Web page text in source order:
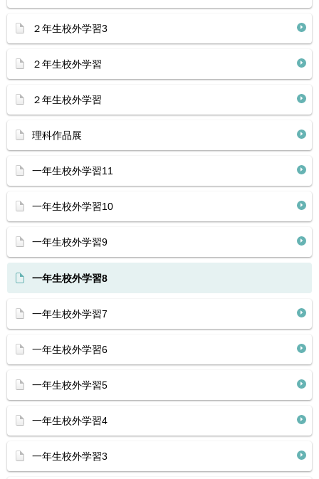
２年生校外学習3
２年生校外学習
２年生校外学習
理科作品展
一年生校外学習11
一年生校外学習10
一年生校外学習9
一年生校外学習8
一年生校外学習7
一年生校外学習6
一年生校外学習5
一年生校外学習4
一年生校外学習3